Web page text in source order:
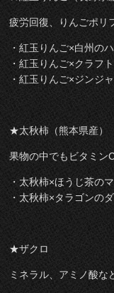
疲労回復、りんごポリ
・紅玉りんご×白州の
・紅玉りんご×クラフ
・紅玉りんご×ジンジ
★太秋柿（熊本県産）
果物の中でもビタミン
・太秋柿×ほうじ茶の
・太秋柿×タラゴンの
★ザクロ
ミネラル、アミノ酸な